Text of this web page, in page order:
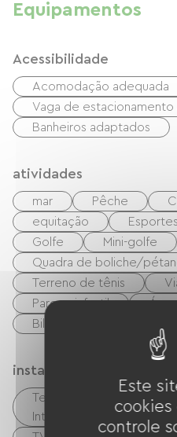
Equipamentos
Acessibilidade
Acomodação adequada
Vaga de estacionamento
Banheiros adaptados
atividades
mar Pêche
equitação
Golfe
Mini-golfe
Quadra de boliche/
Terreno de tênis
Parque infantil
Bilhar
instalações
Terminais de espaço
Internet
Este
cookies
controle